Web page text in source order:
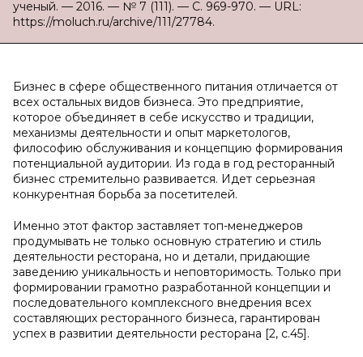
ученый. — 2016. — № 7 (111). — С. 969-970. — URL:
https://moluch.ru/archive/111/27784.
Бизнес в сфере общественного питания отличается от
всех остальных видов бизнеса. Это предприятие,
которое объединяет в себе искусство и традиции,
механизмы деятельности и опыт маркетологов,
философию обслуживания и концепцию формирования
потенциальной аудитории. Из года в год ресторанный
бизнес стремительно развивается. Идет серьезная
конкурентная борьба за посетителей.
Именно этот фактор заставляет топ-менеджеров
продумывать не только основную стратегию и стиль
деятельности ресторана, но и детали, придающие
заведению уникальность и неповторимость. Только при
формировании грамотно разработанной концепции и
последовательного комплексного внедрения всех
составляющих ресторанного бизнеса, гарантирован
успех в развитии деятельности ресторана [2, с.45].